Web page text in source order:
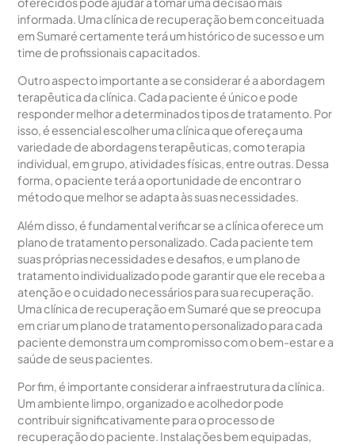
informada. Uma clínica de recuperação bem conceituada
em Sumaré certamente terá um histórico de sucesso e um
time de profissionais capacitados.
Outro aspecto importante a se considerar é a abordagem
terapêutica da clínica. Cada paciente é único e pode
responder melhor a determinados tipos de tratamento. Por
isso, é essencial escolher uma clínica que ofereça uma
variedade de abordagens terapêuticas, como terapia
individual, em grupo, atividades físicas, entre outras. Dessa
forma, o paciente terá a oportunidade de encontrar o
método que melhor se adapta às suas necessidades.
Além disso, é fundamental verificar se a clínica oferece um
plano de tratamento personalizado. Cada paciente tem
suas próprias necessidades e desafios, e um plano de
tratamento individualizado pode garantir que ele receba a
atenção e o cuidado necessários para sua recuperação.
Uma clínica de recuperação em Sumaré que se preocupa
em criar um plano de tratamento personalizado para cada
paciente demonstra um compromisso com o bem-estar e a
saúde de seus pacientes.
Por fim, é importante considerar a infraestrutura da clínica.
Um ambiente limpo, organizado e acolhedor pode
contribuir significativamente para o processo de
recuperação do paciente. Instalações bem equipadas,